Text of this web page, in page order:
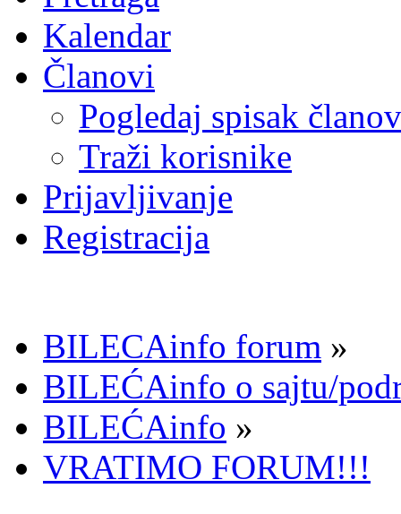
Kalendar
Članovi
Pogledaj spisak
Traži korisnike
Prijavljivanje
Registracija
BILECAinfo forum »
BILEĆAinfo o sajtu/
BILEĆAinfo »
VRATIMO FORUM!!!